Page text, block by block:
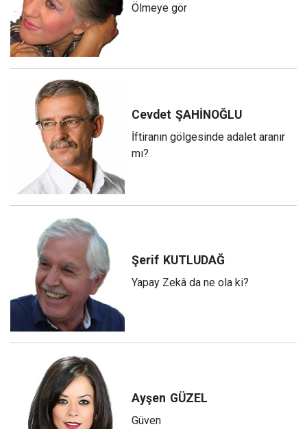
Ölmeye gör
Cevdet ŞAHİNOĞLU
İftiranın gölgesinde adalet aranır
mı?
Şerif KUTLUDAĞ
Yapay Zekâ da ne ola ki?
Ayşen GÜZEL
Güven